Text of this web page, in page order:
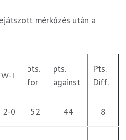
mérkőzés után a
W-L
pts.
for
pts.
against
Pts.
Diff.
2-0 52 44 8